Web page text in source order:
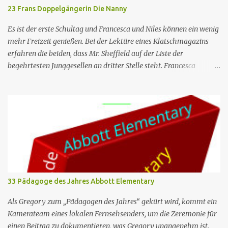
seinen Lebensunterhalt mit dem Schreiben von Werbejingles
verdient und einen hedonistischen Lebensstil führt. Als Alans F...
23 Frans Doppelgängerin Die Nanny
Es ist der erste Schultag und Francesca und Niles können ein wenig
mehr Freizeit genießen. Bei der Lektüre eines Klatschmagazins
erfahren die beiden, dass Mr. Sheffield auf der Liste der
begehrtesten Junggesellen an dritter Stelle steht. Francesca
Nachtclub zu gehen. Der Mann ist der einzige, dem es gelingt, in
einen exklusiven Club zu gelangen, und dort trifft er Leslie, ein
Mädchen, das Francesca körperlich und in den Gesten sehr ähnlich
ist. Die Ähnlichkeit zwischen den beiden ist für jeden
offensichtlich, außer für Francesca und Maxwell. Herr Sheffield
geht ein paar Mal mit Leslie aus, beendet dann aber die
Beziehung, weil er merkt, dass der Frau etwas fehlt (d.h. sie ist
nicht Francesca). In der Zwischenzeit gerät Brighton in eine Krise,
weil ihre neuen Gefährten größer sind als sie. Sowohl Francesca als
auch Maxwell sind überzeugt, dass es sich um die Grö...
33 Pädagoge des Jahres Abbott Elementary
Als Gregory zum „Pädagogen des Jahres“ gekürt wird, kommt ein
Kamerateam eines lokalen Fernsehsenders, um die Zeremonie für
einen Beitrag zu dokumentieren, was Gregory unangenehm ist.